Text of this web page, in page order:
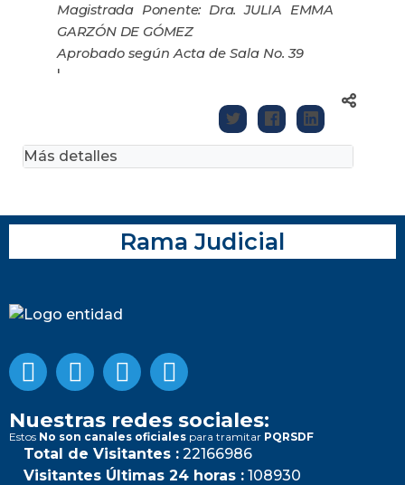
Magistrada Ponente: Dra. JULIA EMMA
GARZÓN DE GÓMEZ
Aprobado según Acta de Sala No. 39
'
Más detalles
Rama Judicial
Nuestras redes sociales:
Estos No son canales oficiales para tramitar PQRSDF
Total de Visitantes : 22166986
Visitantes Últimas 24 horas : 108930